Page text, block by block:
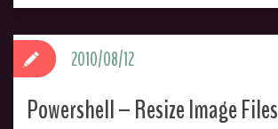
Powershell – Resize Image Files
2010/08/12